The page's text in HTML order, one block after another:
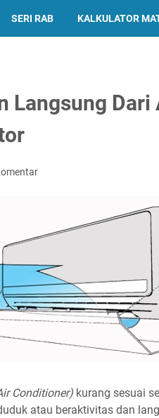
SERI RAB KALKULATOR
Langsung Dari
Conditioner) kurang sesuai
atau beraktivitas dan